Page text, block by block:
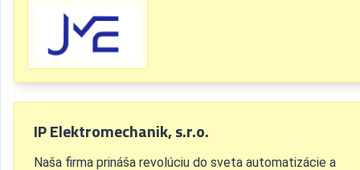
IP Elektromechanik, s.r.o.
Naša firma prináša revolúciu do sveta automatizácie a